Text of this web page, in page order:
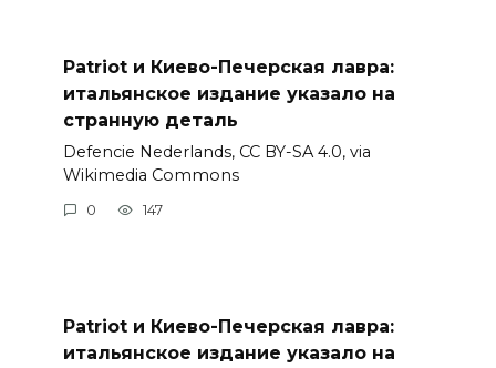
Patriot и Киево-Печерская лавра:
итальянское издание указало на
странную деталь
Defencie Nederlands, CC BY-SA 4.0, via
Wikimedia Commons
0 147
Patriot и Киево-Печерская лавра:
итальянское издание указало на